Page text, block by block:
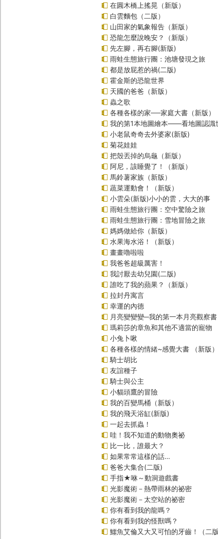
在圓木橋上搖晃（新版）
白雲麵包（二版）
山田家的氣象報告（新版）
恐龍怎麼說晚安？（新版）
先左腳，再右腳(新版)
雨蛙生態旅行團：池塘發現之旅
都是放屁惹的禍(二版)
霍金斯的恐龍世界
天國的爸爸（新版）
蟲之歌
各種各樣的家──家庭大書（新版）
我的第1本地圖繪本――看地圖認識
小老鼠奇奇去外婆家(新版)
菊花娃娃
把殼丟掉的烏龜（新版）
阿尼，該睡覺了！（新版）
馬鈴薯家族（新版）
蔬菜運動會！（新版）
小雲朵(新版)小小的雲，大大的事
雨蛙生態旅行團：空中驚險之旅
雨蛙生態旅行團：雪地冒險之旅
媽媽做給你（新版）
水果海水浴！（新版）
畫畫嚕啦啦
我爸爸超級厲害！
我討厭去幼兒園(二版)
誰吃了我的蘋果？（新版）
拉封丹寓言
幸運的內德
月亮變變變─我的第一本月亮觀察書
瑪莉莎的章魚和其他不適當的寵物
小兔卜啾
各種各樣的情緒~感覺大書 （新版）
騎士胡比
友誼種子
騎士與公主
小貓頭鷹的冒險
我的百變馬桶（新版）
我的飛天浴缸(新版)
一起去抓蟲！
哇！我不知道的動物奧祕
比一比，誰最大？
如果常常這樣的話…
爸爸大集合(二版)
手指★咻～動洞遊戲書
光影魔術－熱帶雨林的祕密
光影魔術－太空站的祕密
你有看到我的龍嗎？
你有看到我的怪獸嗎？
鱷魚艾倫又大又可怕的牙齒！（二